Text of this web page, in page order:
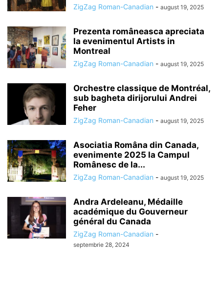
ZigZag Roman-Canadian - august 19, 2025
Prezenta româneasca apreciata
la evenimentul Artists in
Montreal
ZigZag Roman-Canadian - august 19, 2025
Orchestre classique de Montréal,
sub bagheta dirijorului Andrei
Feher
ZigZag Roman-Canadian - august 19, 2025
Asociatia Româna din Canada,
evenimente 2025 la Campul
Românesc de la...
ZigZag Roman-Canadian - august 19, 2025
Andra Ardeleanu, Médaille
académique du Gouverneur
général du Canada
ZigZag Roman-Canadian -
septembrie 28, 2024